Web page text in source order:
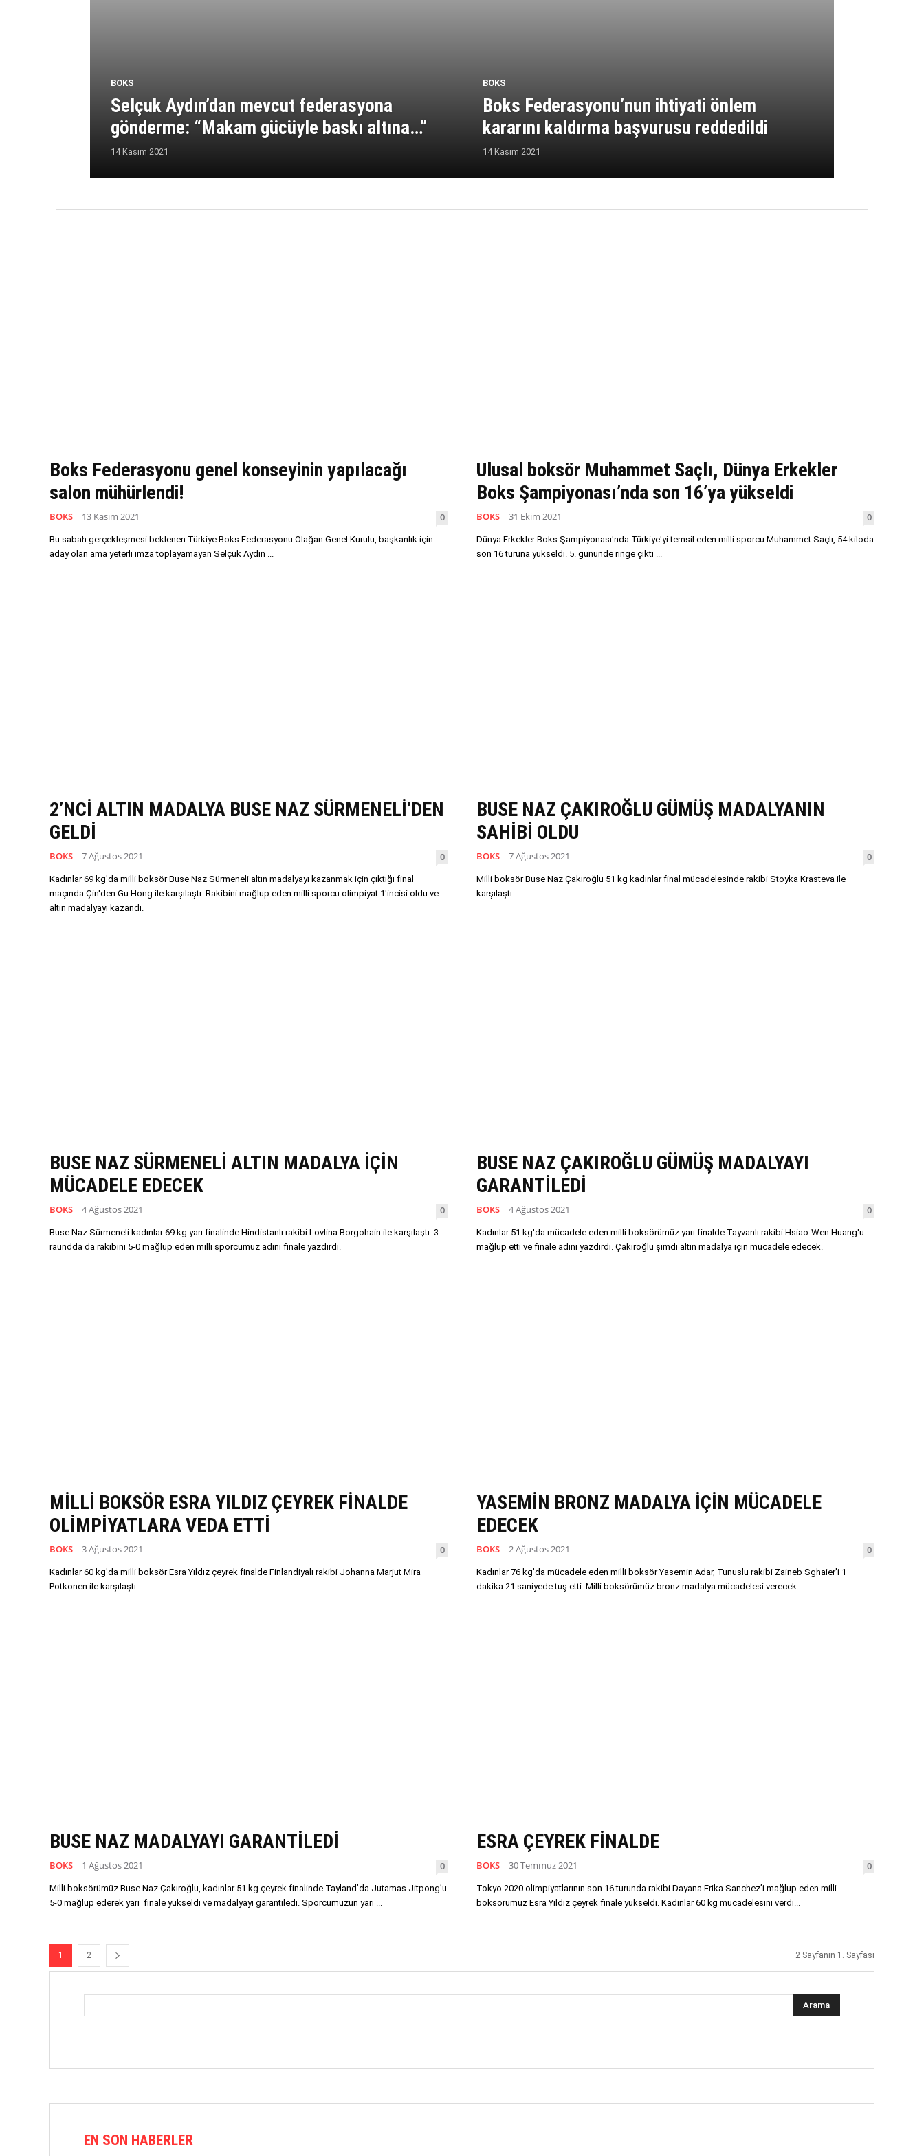
BOKS
Selçuk Aydın’dan mevcut federasyona
gönderme: “Makam gücüyle baskı altına…”
14 Kasım 2021
BOKS
Boks Federasyonu’nun ihtiyati önlem
kararını kaldırma başvurusu reddedildi
14 Kasım 2021
Boks Federasyonu genel konseyinin yapılacağı
salon mühürlendi!
BOKS 13 Kasım 2021 0
Bu sabah gerçekleşmesi beklenen Türkiye Boks Federasyonu Olağan Genel Kurulu, başkanlık için
aday olan ama yeterli imza toplayamayan Selçuk Aydın ...
Ulusal boksör Muhammet Saçlı, Dünya Erkekler
Boks Şampiyonası’nda son 16’ya yükseldi
BOKS 31 Ekim 2021 0
Dünya Erkekler Boks Şampiyonası'nda Türkiye'yi temsil eden milli sporcu Muhammet Saçlı, 54 kiloda
son 16 turuna yükseldi. 5. gününde ringe çıktı ...
2’NCİ ALTIN MADALYA BUSE NAZ SÜRMENELİ’DEN
GELDİ
BOKS 7 Ağustos 2021 0
Kadınlar 69 kg'da milli boksör Buse Naz Sürmeneli altın madalyayı kazanmak için çıktığı final
maçında Çin'den Gu Hong ile karşılaştı. Rakibini mağlup eden milli sporcu olimpiyat 1'incisi oldu ve
altın madalyayı kazandı.
BUSE NAZ ÇAKIROĞLU GÜMÜŞ MADALYANIN
SAHİBİ OLDU
BOKS 7 Ağustos 2021 0
Milli boksör Buse Naz Çakıroğlu 51 kg kadınlar final mücadelesinde rakibi Stoyka Krasteva ile
karşılaştı.
BUSE NAZ SÜRMENELİ ALTIN MADALYA İÇİN
MÜCADELE EDECEK
BOKS 4 Ağustos 2021 0
Buse Naz Sürmeneli kadınlar 69 kg yarı finalinde Hindistanlı rakibi Lovlina Borgohain ile karşılaştı. 3
raundda da rakibini 5-0 mağlup eden milli sporcumuz adını finale yazdırdı.
BUSE NAZ ÇAKIROĞLU GÜMÜŞ MADALYAYI
GARANTİLEDİ
BOKS 4 Ağustos 2021 0
Kadınlar 51 kg'da mücadele eden milli boksörümüz yarı finalde Tayvanlı rakibi Hsiao-Wen Huang'u
mağlup etti ve finale adını yazdırdı. Çakıroğlu şimdi altın madalya için mücadele edecek.
MİLLİ BOKSÖR ESRA YILDIZ ÇEYREK FİNALDE
OLİMPİYATLARA VEDA ETTİ
BOKS 3 Ağustos 2021 0
Kadınlar 60 kg'da milli boksör Esra Yıldız çeyrek finalde Finlandiyalı rakibi Johanna Marjut Mira
Potkonen ile karşılaştı.
YASEMİN BRONZ MADALYA İÇİN MÜCADELE
EDECEK
BOKS 2 Ağustos 2021 0
Kadınlar 76 kg'da mücadele eden milli boksör Yasemin Adar, Tunuslu rakibi Zaineb Sghaier'i 1
dakika 21 saniyede tuş etti. Milli boksörümüz bronz madalya mücadelesi verecek.
BUSE NAZ MADALYAYI GARANTİLEDİ
BOKS 1 Ağustos 2021 0
Milli boksörümüz Buse Naz Çakıroğlu, kadınlar 51 kg çeyrek finalinde Tayland’da Jutamas Jitpong’u
5-0 mağlup ederek yarı finale yükseldi ve madalyayı garantiledi. Sporcumuzun yarı ...
ESRA ÇEYREK FİNALDE
BOKS 30 Temmuz 2021 0
Tokyo 2020 olimpiyatlarının son 16 turunda rakibi Dayana Erika Sanchez’i mağlup eden milli
boksörümüz Esra Yıldız çeyrek finale yükseldi. Kadınlar 60 kg mücadelesini verdi...
1 2 2 Sayfanın 1. Sayfası
Arama
EN SON HABERLER